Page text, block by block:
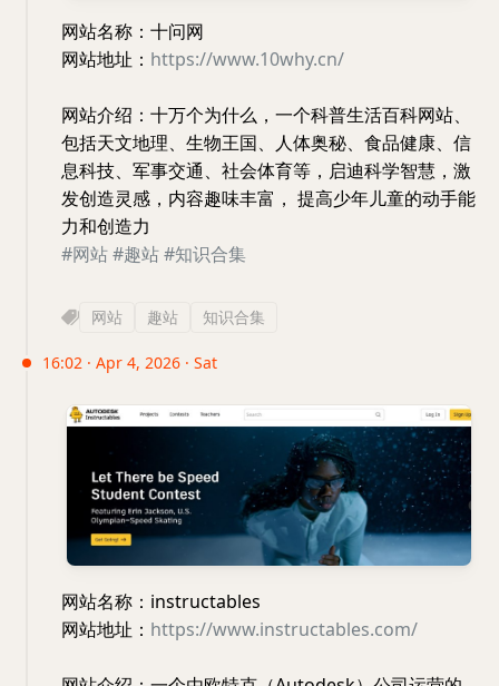
网站名称：十问网
网站地址： https://www.10why.cn/
网站介绍：十万个为什么，一个科普生活百科网站、
包括天文地理、生物王国、人体奥秘、食品健康、信
息科技、军事交通、社会体育等，启迪科学智慧，激
发创造灵感，内容趣味丰富， 提高少年儿童的动手能
力和创造力
#网站#趣站#知识合集
网站 趣站 知识合集
16:02 · Apr 4, 2026 · Sat
网站名称：instructables
网站地址： https://www.instructables.com/